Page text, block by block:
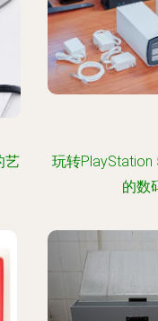
艺
玩转PlayStation
的数